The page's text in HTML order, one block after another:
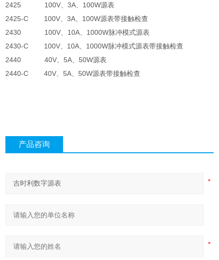
2425
100V 、3A 100W源表
2425-C
100V 、3A 100W源表带接触检查
2430
100V 10A 1000W脉冲模式源表
2430-C
100V 10A 1000W脉冲模式源表带接触检查
2440
40V 、5A 、50W源表
2440-C
40V 、5A 、50W源表带接触检查
产品咨询